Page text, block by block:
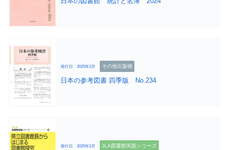
発行日 2025年2月 その他出版物
日本の参考図書 四季版 No.234
発行日 2025年2月 JLA図書館実践シリーズ